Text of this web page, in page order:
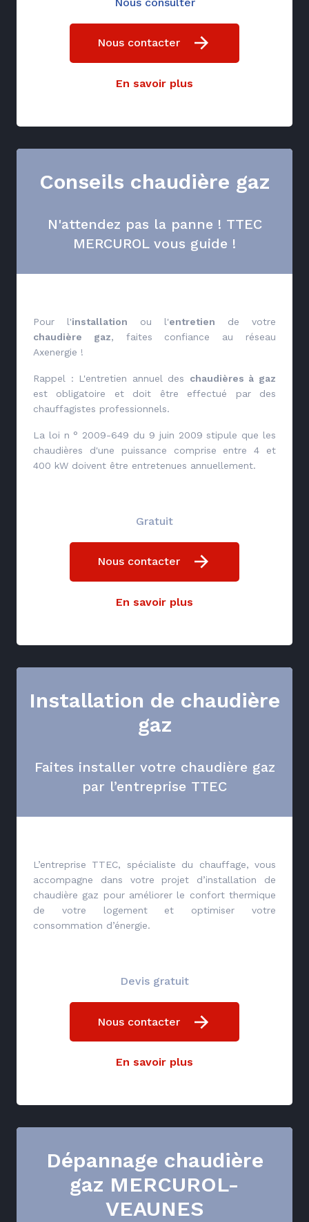
Nous contacter
En savoir plus
Conseils chaudière gaz
N'attendez pas la panne ! TTEC
MERCUROL vous guide !
Pour l'installation ou l'entretien de votre
chaudière gaz, faites confiance au réseau
Axenergie !
Rappel : L'entretien annuel des chaudières à gaz
est obligatoire et doit être effectué par des
chauffagistes professionnels.
La loi n ° 2009-649 du 9 juin 2009 stipule que les
chaudières d'une puissance comprise entre 4 et
400 kW doivent être entretenues annuellement.
Gratuit
Nous contacter
En savoir plus
Installation de chaudière
gaz
Faites installer votre chaudière gaz
par l’entreprise TTEC
L’entreprise TTEC, spécialiste du chauffage, vous
accompagne dans votre projet d’installation de
chaudière gaz pour améliorer le confort thermique
de votre logement et optimiser votre
consommation d’énergie.
Devis gratuit
Nous contacter
En savoir plus
Dépannage chaudière
gaz MERCUROL-
VEAUNES